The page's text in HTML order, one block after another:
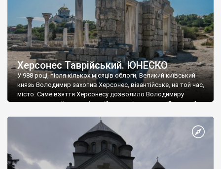
Херсонес Таврійський. ЮНЕСКО
У 988 році, після кількох місяців облоги, Великий київський
князь Володимир захопив Херсонес, візантійське, на той час,
місто. Саме взяття Херсонесу дозволило Володимиру
диктувати свої умови візантійському імператору Василю ІІ, та
Херсонесі Володимир-язичник, став Василем-християнином.
А потім було Хрещення Русі. На честь Херсонесу Таврійського